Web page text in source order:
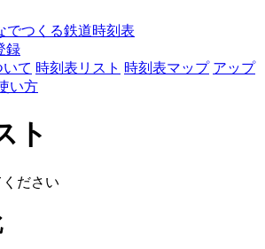
でつくる鉄道時刻表
録
て 時刻表リスト 時刻表マップ アップ
い方
ト
ださい